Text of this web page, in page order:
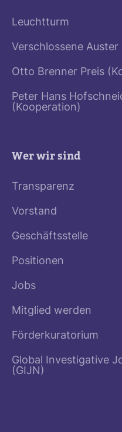
Leuchtturm
Verschlossene Auster
Otto Brenner Preis
Peter Hans
(Kooperation)
Wer wir sind
Transparenz
Vorstand
Geschäftsstelle
Positionen
Jobs
Mitglied werden
Förderkuratorium
Global Investigative
(GIJN)